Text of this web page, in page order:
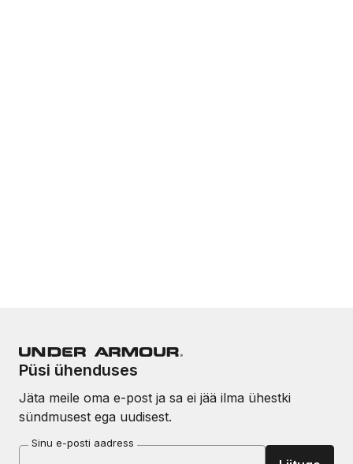
Püsi ühenduses
Jäta meile oma e-post ja sa ei jää ilma ühestki
sündmusest ega uudisest.
Sinu e-posti aadress